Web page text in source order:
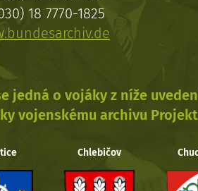
18 7770-1825
jedná o vojáky z níže
vojenskému archivu
Chlebičov